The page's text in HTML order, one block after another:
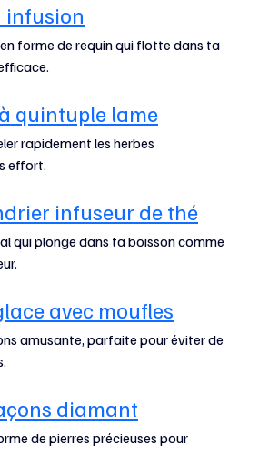
infusion
forme de requin qui flotte dans ta
quintuple lame
rapidement les herbes
effort.
infuseur de thé
qui plonge dans ta boisson comme
avec moufles
amusante, parfaite pour éviter de
diamant
de pierres précieuses pour